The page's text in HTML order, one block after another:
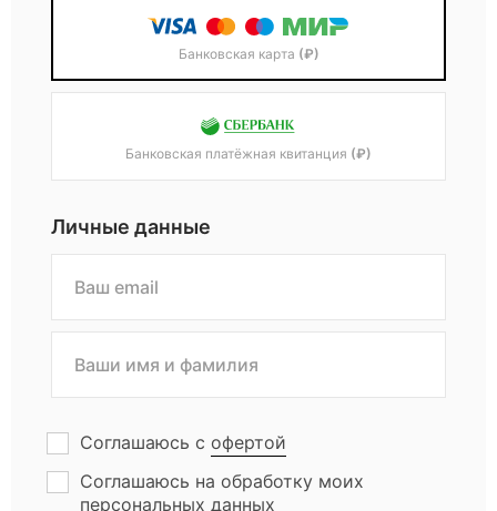
Банковская карта (₽)
Банковская платёжная квитанция (₽)
Личные данные
Соглашаюсь с офертой
Соглашаюсь на обработку моих
персональных данных